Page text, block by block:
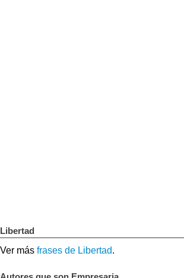
Libertad
Ver más frases de Libertad.